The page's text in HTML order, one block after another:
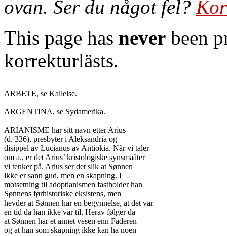
ovan. Ser du något fel?
This page has never been
korrekturlästs.
ARBETE, se Kallelse.
ARGENTINA, se Sydamerika.
ARIANISME har sitt navn etter Arius
(d. 336), presbyter i Aleksandria og
disippel av Lucianus av Antiokia. Når vi taler
om a., er det Arius’ kristologiske synsmäåter
vi tenker på. Arius ser det slik at Sønnen
ikke er sann gud, men en skapning. I
motsetning til adoptianismen fastholder han
Sønnens førhistoriske eksistens, men
hevder at Sønnen har en begynnelse, at det var
en tid da han ikke var til. Herav følger da
at Sønnen har et annet vesen enn Faderen
og at han som skapning ikke kan ha noen